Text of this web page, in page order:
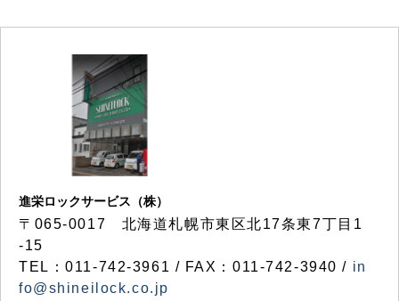
進栄ロックサービス（株）
〒065-0017 北海道札幌市東区北17条東7丁目1
-15
TEL：011-742-3961 / FAX：011-742-3940 / in
fo@shineilock.co.jp